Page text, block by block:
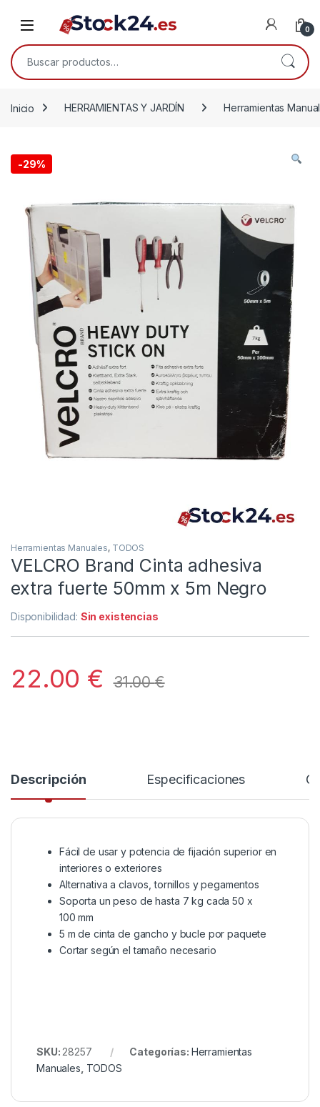
Open 0
Buscar por:
Inicio HERRAMIENTAS Y JARDÍN Herramientas
-29%
Herramientas Manuales, TODOS
VELCRO Brand Cinta adhesiva
extra fuerte 50mm x 5m Negro
Disponibilidad: Sin existencias
22.00 € 31.00€
Descripción Especificaciones
Fácil de usar y potencia de fijación superior en
interiores o exteriores
Alternativa a clavos, tornillos y pegamentos
Soporta un peso de hasta 7 kg cada 50 x
100 mm
5 m de cinta de gancho y bucle por paquete
Cortar según el tamaño necesario
SKU:28257 Categorías: Herramientas
Manuales, TODOS